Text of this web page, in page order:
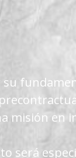
misión
será